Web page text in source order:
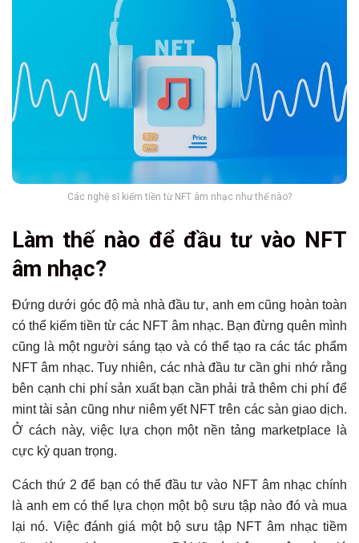
Các nghệ sĩ kiếm tiền từ NFT âm nhạc như thế nào?
Làm thế nào để đầu tư vào NFT
âm nhạc?
Đứng dưới góc độ mà nhà đầu tư, anh em cũng hoàn toàn
có thể kiếm tiền từ các NFT âm nhạc. Bạn đừng quên mình
cũng là một người sáng tạo và có thể tạo ra các tác phẩm
NFT âm nhạc. Tuy nhiên, các nhà đầu tư cần ghi nhớ rằng
bên cạnh chi phí sản xuất bạn cần phải trả thêm chi phí để
mint tài sản cũng như niêm yết NFT trên các sàn giao dịch.
Ở cách này, việc lựa chọn một nền tảng marketplace là
cực kỳ quan trọng.
Cách thứ 2 để bạn có thể đầu tư vào NFT âm nhạc chính
là anh em có thể lựa chọn một bộ sưu tập nào đó và mua
lại nó. Việc đánh giá một bộ sưu tập NFT âm nhạc tiềm